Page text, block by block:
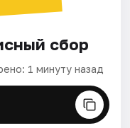
сбор
1 минуту назад